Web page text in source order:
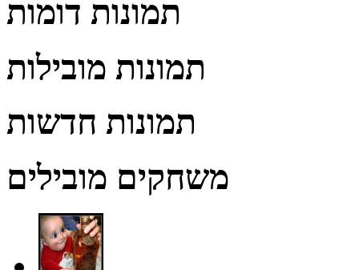
תמונות דומות
תמונות מובילות
תמונות חדשות
משחקים מובילים